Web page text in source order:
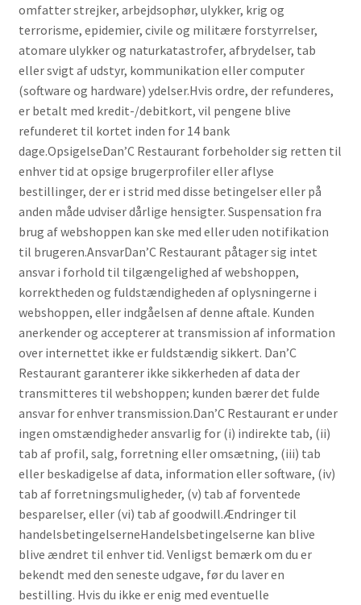
omfatter strejker, arbejdsophør, ulykker, krig og
terrorisme, epidemier, civile og militære forstyrrelser,
atomare ulykker og naturkatastrofer, afbrydelser, tab
eller svigt af udstyr, kommunikation eller computer
(software og hardware) ydelser.Hvis ordre, der refunderes,
er betalt med kredit-/debitkort, vil pengene blive
refunderet til kortet inden for 14 bank
dage.OpsigelseDan’C Restaurant forbeholder sig retten til
enhver tid at opsige brugerprofiler eller aflyse
bestillinger, der er i strid med disse betingelser eller på
anden måde udviser dårlige hensigter. Suspensation fra
brug af webshoppen kan ske med eller uden notifikation
til brugeren.AnsvarDan’C Restaurant påtager sig intet
ansvar i forhold til tilgængelighed af webshoppen,
korrektheden og fuldstændigheden af oplysningerne i
webshoppen, eller indgåelsen af denne aftale. Kunden
anerkender og accepterer at transmission af information
over internettet ikke er fuldstændig sikkert. Dan’C
Restaurant garanterer ikke sikkerheden af data der
transmitteres til webshoppen; kunden bærer det fulde
ansvar for enhver transmission.Dan’C Restaurant er under
ingen omstændigheder ansvarlig for (i) indirekte tab, (ii)
tab af profil, salg, forretning eller omsætning, (iii) tab
eller beskadigelse af data, information eller software, (iv)
tab af forretningsmuligheder, (v) tab af forventede
besparelser, eller (vi) tab af goodwill.Ændringer til
handelsbetingelserneHandelsbetingelserne kan blive
blive ændret til enhver tid. Venligst bemærk om du er
bekendt med den seneste udgave, før du laver en
bestilling. Hvis du ikke er enig med eventuelle